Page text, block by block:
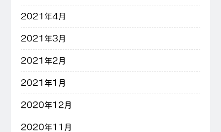
2021年4月
2021年3月
2021年2月
2021年1月
2020年12月
2020年11月